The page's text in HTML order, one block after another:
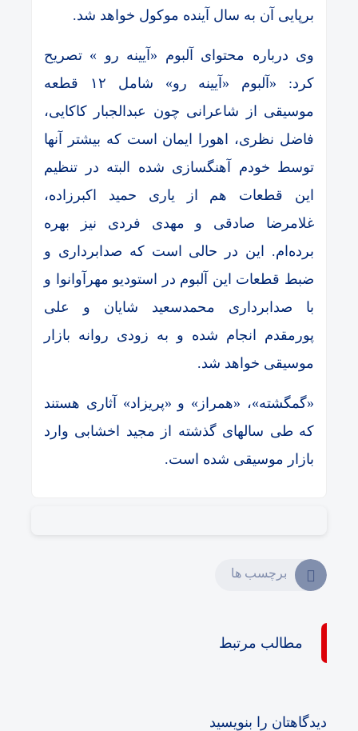
برپایی آن به سال آینده موکول خواهد شد.
وی درباره محتوای آلبوم «آیینه رو » تصریح
کرد: «آلبوم «آیینه رو» شامل ۱۲ قطعه
موسیقی از شاعرانی چون عبدالجبار کاکایی،
فاضل نظری، اهورا ایمان است که بیشتر آنها
توسط خودم آهنگسازی شده البته در تنظیم
این قطعات هم از یاری حمید اکبرزاده،
غلامرضا صادقی و مهدی فردی نیز بهره
برده‌ام. این در حالی است که صدابرداری و
ضبط قطعات این آلبوم در استودیو مهرآوانوا و
با صدابرداری محمدسعید شایان و علی
پورمقدم انجام شده و به زودی روانه بازار
موسیقی خواهد شد.
«گمگشته»، «همراز» و «پریزاد» آثاری هستند
که طی سالهای گذشته از مجید اخشابی وارد
بازار موسیقی شده است.
برچسب ها
مطالب مرتبط
دیدگاهتان را بنویسید